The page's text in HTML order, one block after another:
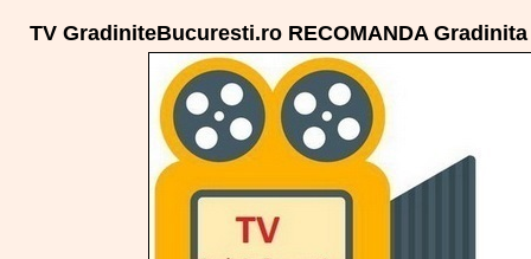
TV GradiniteBucuresti.ro RECOMANDA